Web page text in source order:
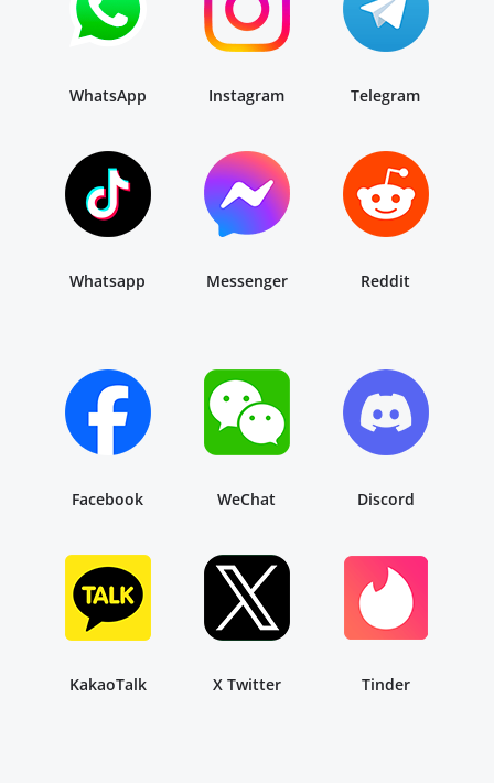
WhatsApp Instagram Telegram
Whatsapp Messenger Reddit
Facebook WeChat Discord
KakaoTalk X Twitter Tinder